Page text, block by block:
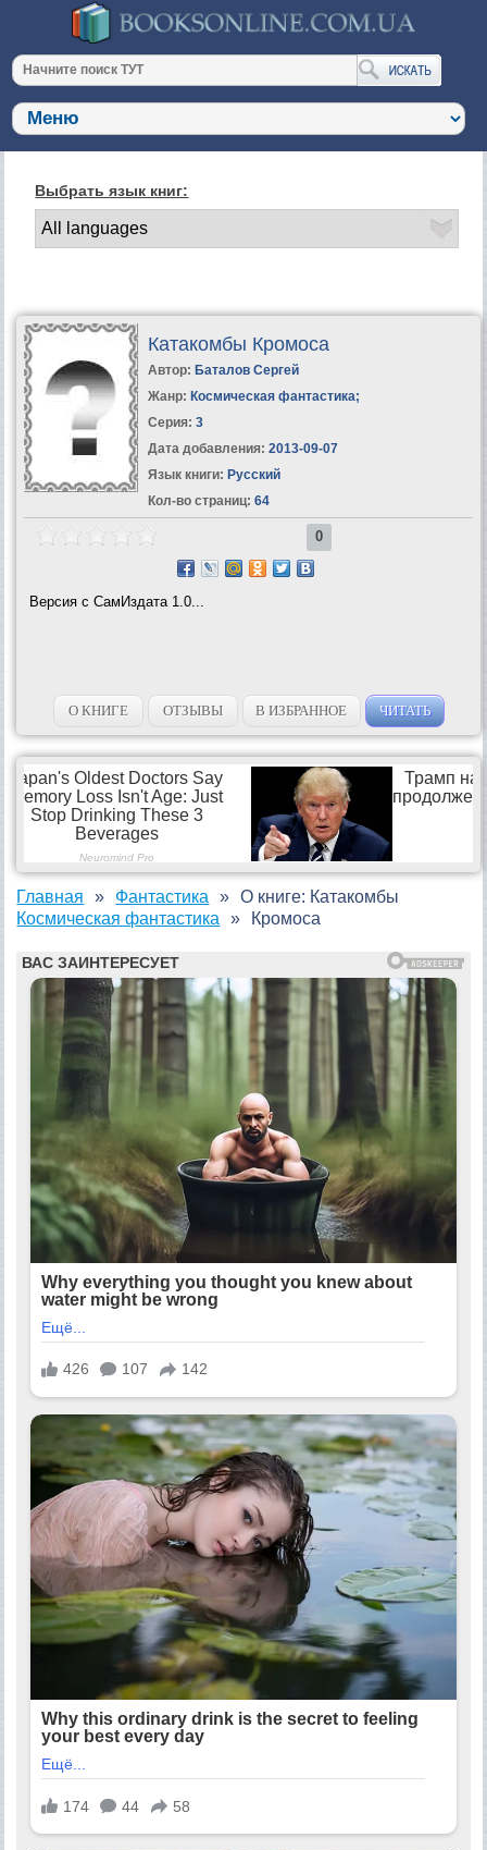
Выбрать язык книг:
Катакомбы Кромоса
Автор: Баталов Сергей
Жанр: Космическая фантастика;
Серия: 3
Дата добавления: 2013-09-07
Язык книги: Русский
Кол-во страниц: 64
0
Версия с СамИздата 1.0...
О КНИГЕ ОТЗЫВЫ В ИЗБРАННОЕ ЧИТАТЬ
Главная
Фантастика
Космическая фантастика
О книге: Катакомбы
Кромоса